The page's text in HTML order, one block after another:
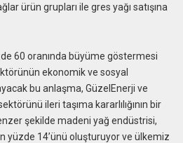
ürün grupları ile gres yağı satışına
60 oranında büyüme göstermesi
ekonomik ve sosyal
bu anlaşma, GüzelEnerji ve
ileri taşıma kararlılığının bir
şekilde madeni yağ endüstrisi,
yüzde 14’ünü oluşturuyor ve ülkemiz